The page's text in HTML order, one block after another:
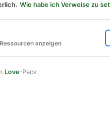
Wie habe ich Verweise zu
anzeigen
Love-Pack